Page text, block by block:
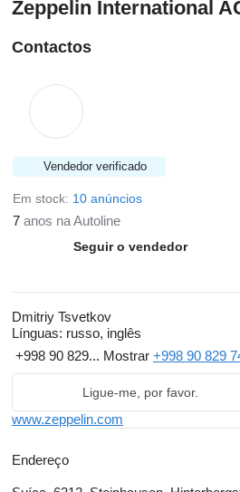
Zeppelin International
Contactos
Vendedor verificado
Em stock: 10 anúncios
7 anos na Autoline
Seguir o vendedor
Dmitriy Tsvetkov
Línguas: russo, inglês
+998 90 829... Mostrar +998 90 829
Ligue-me, por favor.
www.zeppelin.com
Endereço